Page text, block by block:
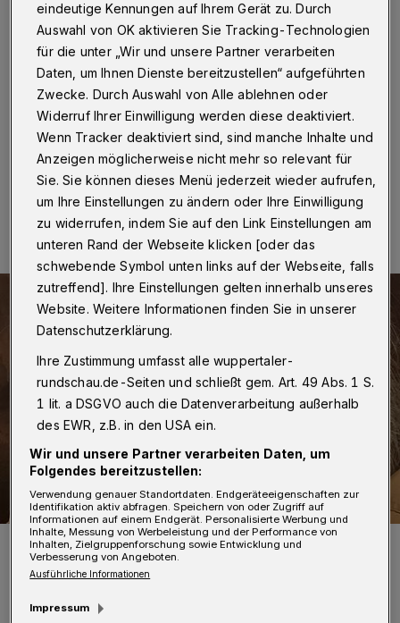
Wuppertal· Dass man trotz Mund-Nasen-
Schutzmaske sein Lächeln nicht verstecken muss, das
beweist der Wuppertaler Künstler Henning Müller-
Hainbach. Wenn er gerade nicht in seinem Atelier in
Wichlinghausen an neuen Werken tüftelt, arbeitet er im
Cronenberger Altenzentrum. Und dort herrscht natürlich
Maskenpflicht.
10.05.2020 , 09:00 Uhr Eine Minute Lesezeit
Henning Müller-Hainbach findet, dass man trotz Corona-Maske
immer ein Lachen im Gesicht tragen sollte.
Foto: Henning Müller-Hainbach
eindeutige Kennungen auf Ihrem Gerät zu. Durch
Auswahl von OK aktivieren Sie Tracking-Technologien
für die unter „Wir und unsere Partner verarbeiten
Daten, um Ihnen Dienste bereitzustellen“ aufgeführten
Zwecke. Durch Auswahl von Alle ablehnen oder
Widerruf Ihrer Einwilligung werden diese deaktiviert.
Wenn Tracker deaktiviert sind, sind manche Inhalte und
Anzeigen möglicherweise nicht mehr so relevant für
Sie. Sie können dieses Menü jederzeit wieder aufrufen,
um Ihre Einstellungen zu ändern oder Ihre Einwilligung
zu widerrufen, indem Sie auf den Link Einstellungen am
unteren Rand der Webseite klicken [oder das
schwebende Symbol unten links auf der Webseite, falls
zutreffend]. Ihre Einstellungen gelten innerhalb unseres
Website. Weitere Informationen finden Sie in unserer
Datenschutzerklärung.
Ihre Zustimmung umfasst alle wuppertaler-
rundschau.de-Seiten und schließt gem. Art. 49 Abs. 1 S.
1 lit. a DSGVO auch die Datenverarbeitung außerhalb
des EWR, z.B. in den USA ein.
Wir und unsere Partner verarbeiten Daten, um
Folgendes bereitzustellen:
Verwendung genauer Standortdaten. Endgeräteeigenschaften zur
Identifikation aktiv abfragen. Speichern von oder Zugriff auf
Informationen auf einem Endgerät. Personalisierte Werbung und
Inhalte, Messung von Werbeleistung und der Performance von
Inhalten, Zielgruppenforschung sowie Entwicklung und
Verbesserung von Angeboten.
Ausführliche Informationen
Impressum